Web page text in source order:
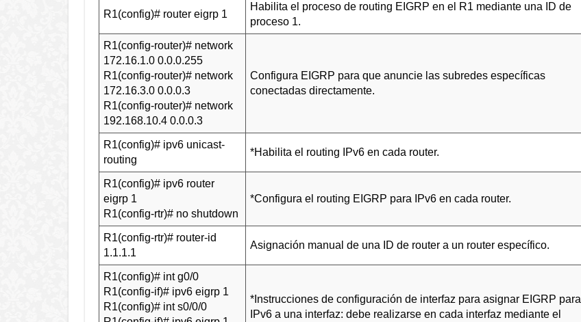
R1(config)# router eigrp 1
Habilita el proceso de routing EIGRP en el R1 mediante una ID de
proceso 1.
R1(config-router)# network
172.16.1.0 0.0.0.255
R1(config-router)# network
172.16.3.0 0.0.0.3
R1(config-router)# network
192.168.10.4 0.0.0.3
Configura EIGRP para que anuncie las subredes específicas
conectadas directamente.
R1(config)# ipv6 unicast-
routing
*Habilita el routing IPv6 en cada router.
R1(config)# ipv6 router
eigrp 1
R1(config-rtr)# no shutdown
*Configura el routing EIGRP para IPv6 en cada router.
R1(config-rtr)# router-id
1.1.1.1
Asignación manual de una ID de router a un router específico.
R1(config)# int g0/0
R1(config-if)# ipv6 eigrp 1
R1(config)# int s0/0/0
*Instrucciones de configuración de interfaz para asignar EIGRP para
IPv6 a una interfaz: debe realizarse en cada interfaz mediante el